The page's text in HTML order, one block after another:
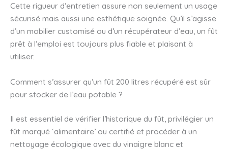
Cette rigueur d’entretien assure non seulement un usage
sécurisé mais aussi une esthétique soignée. Qu’il s’agisse
d’un mobilier customisé ou d’un récupérateur d’eau, un fût
prêt à l’emploi est toujours plus fiable et plaisant à
utiliser.
Comment s’assurer qu’un fût 200 litres récupéré est sûr
pour stocker de l’eau potable ?
Il est essentiel de vérifier l’historique du fût, privilégier un
fût marqué ‘alimentaire’ ou certifié et procéder à un
nettoyage écologique avec du vinaigre blanc et